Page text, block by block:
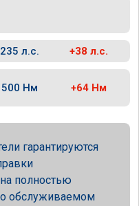
235 л.с. +38 л.с.
500 Нм +64 Нм
гарантируются
полностью
обслуживаемом